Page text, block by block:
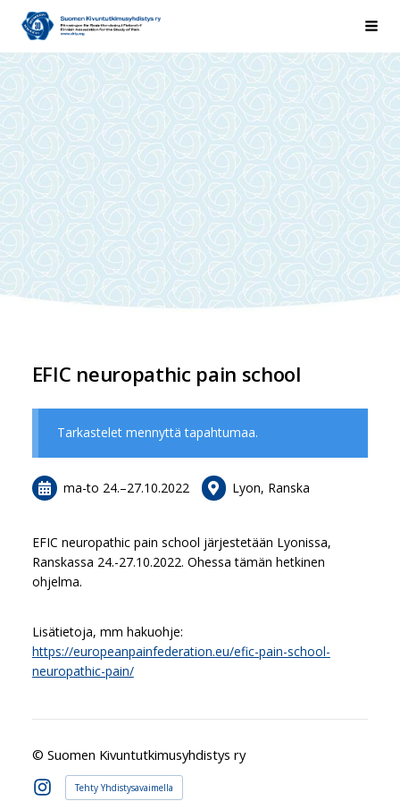
Siirry
sivun
sisältöön
Suomen Kivuntutkimusyhdistys ry
EFIC neuropathic pain school
Tarkastelet mennyttä tapahtumaa.
ma-to 24.–27.10.2022 Lyon, Ranska
EFIC neuropathic pain school järjestetään Lyonissa,
Ranskassa 24.-27.10.2022. Ohessa tämän hetkinen
ohjelma.
Lisätietoja, mm hakuohje:
https://europeanpainfederation.eu/efic-pain-school-
neuropathic-pain/
© Suomen Kivuntutkimusyhdistys ry
Tehty Yhdistysavaimella